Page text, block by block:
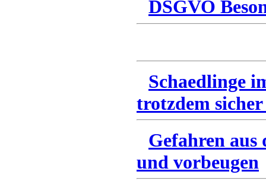
DSGVO
Schaedlinge
trotzdem
Gefahren
und vorbeugen